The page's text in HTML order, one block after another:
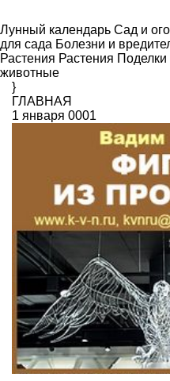
Лунный календарь Сад и
для сада Болезни и
Растения Растения Поделки
животные
}
ГЛАВНАЯ
1 января 0001